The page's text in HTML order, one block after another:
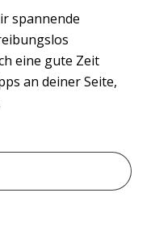
spannende
eine gute Zeit
an deiner Seite,